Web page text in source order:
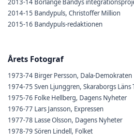
2013-14 Borlänge Bandys
2014-15 Bandypuls, Christoffer Million
2015-16 Bandypuls-redaktionen
Årets Fotograf
1973-74 Birger Persson, Dala-Demokraten
1974-75 Sven Ljunggren, Skaraborgs Läns
1975-76 Folke Hellberg, Dagens Nyheter
1976-77 Lars Jansson, Expressen
1977-78 Lasse Olsson, Dagens Nyheter
1978-79 Sören Lindell, Folket